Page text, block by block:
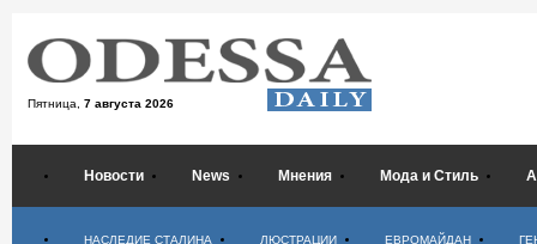
Пятница, 7 августа 2026
Новости News Мнения Мода и Стиль
НАСЛЕДИЕ СТАЛИНА ЛЮСТРАЦИИ ЕВРОМАЙДАН